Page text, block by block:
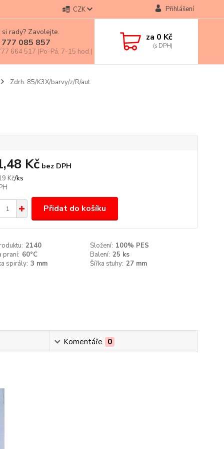
CZK Přihlášení
rady? Zavolejte.
085 857
664 517 (Po-Pá, 7-15 hod.)
za 0 Kč
Zdrh. 85/K3X/barvy/z/R/aut.
Kč/ks
Kč bez DPH
Přidat do košíku
2140 Složení: 100% PES
praní: 60°C Balení: 25 ks
spirály: 3 mm Šířka stuhy: 27 mm
Komentáře 0